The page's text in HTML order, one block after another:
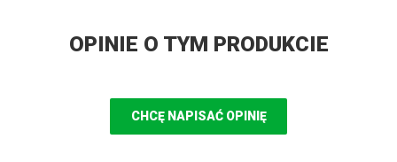
OPINIE O TYM PRODUKCIE
CHCĘ NAPISAĆ OPINIĘ